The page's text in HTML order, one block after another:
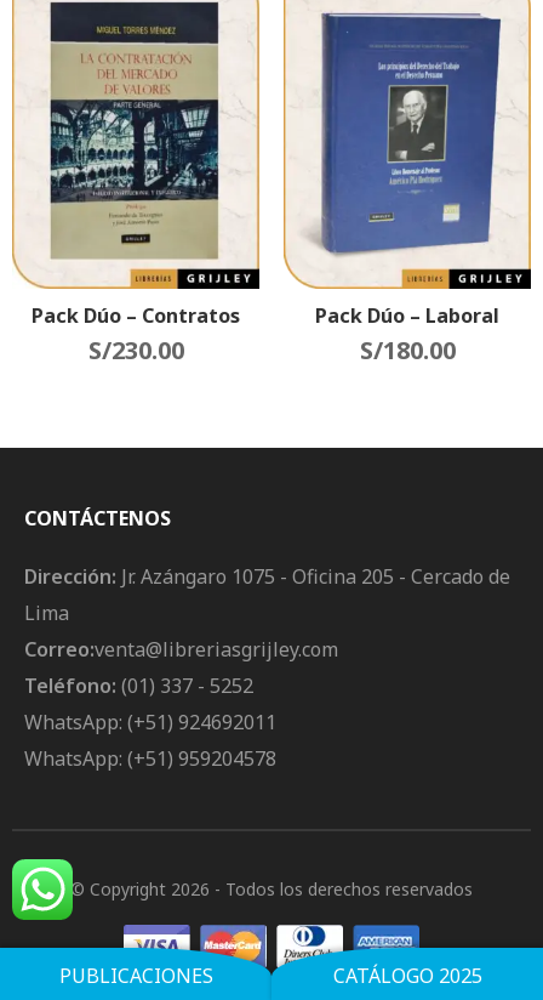
Pack Dúo – Contratos
S/230.00
Pack Dúo – Laboral
S/180.00
CONTÁCTENOS
Dirección: Jr. Azángaro 1075 - Oficina 205 - Cercado de
Lima
Correo:venta@libreriasgrijley.com
Teléfono: (01) 337 - 5252
WhatsApp: (+51) 924692011
WhatsApp: (+51) 959204578
© Copyright 2026 - Todos los derechos reservados
PUBLICACIONES CATÁLOGO 2025